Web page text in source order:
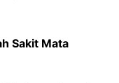
Sakit Mata